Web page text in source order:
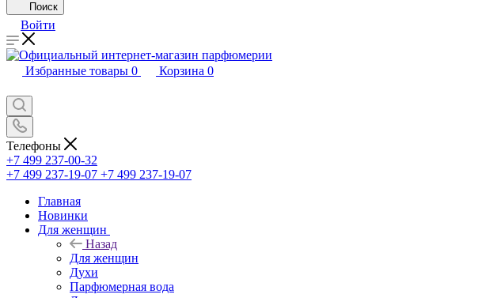
Поиск
Войти
Избранные товары 0 Корзина 0
Телефоны
+7 499 237-00-32
+7 499 237-19-07 +7 499 237-19-07
Главная
Новинки
Для женщин
Назад
Для женщин
Духи
Парфюмерная вода